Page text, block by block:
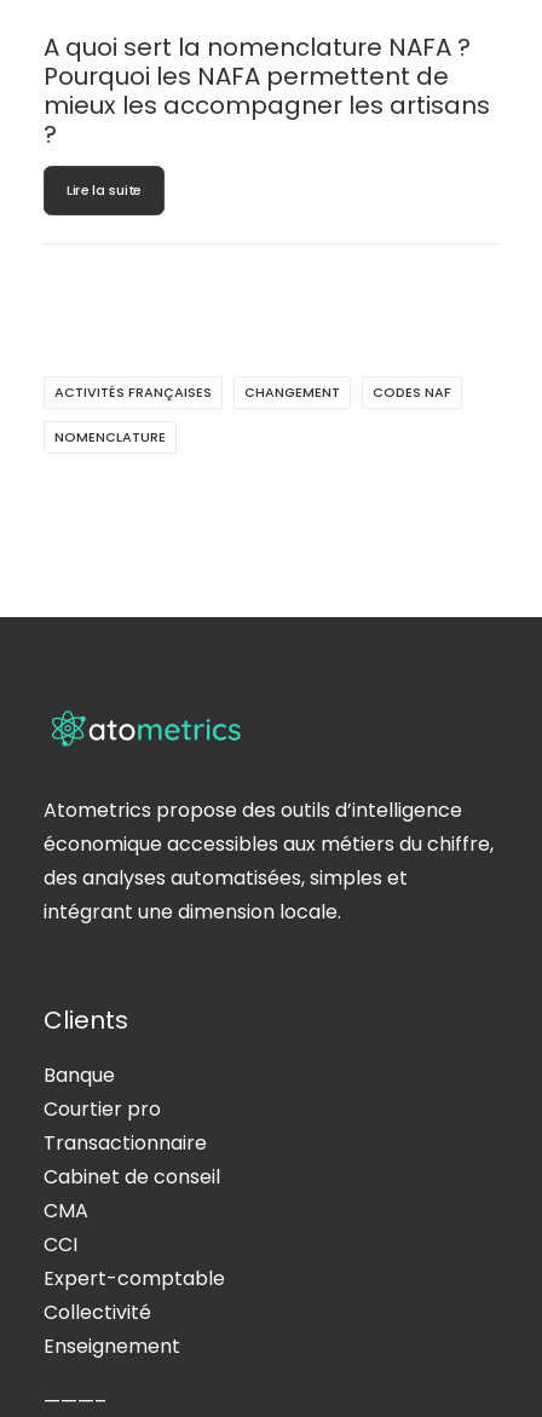
A quoi sert la nomenclature NAFA ?
Pourquoi les NAFA permettent de
mieux les accompagner les artisans
?
Lire la suite
ACTIVITÉS FRANÇAISES CHANGEMENT CODES NAF
NOMENCLATURE
Atometrics propose des outils d’intelligence
économique accessibles aux métiers du chiffre,
des analyses automatisées, simples et
intégrant une dimension locale.
Clients
Banque
Courtier pro
Transactionnaire
Cabinet de conseil
CMA
CCI
Expert-comptable
Collectivité
Enseignement
———–